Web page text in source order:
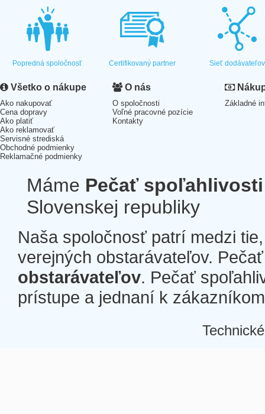
Popredná spoločnosť Certifikovaný partner Sieť dodávateľov
Všetko o nákupe
Ako nakupovať
Cena dopravy
Ako platiť
Ako reklamovať
Servisné strediská
Obchodné podmienky
Reklamačné podmienky
O nás
O spoločnosti
Voľné pracovné pozície
Kontakty
Základné
Máme Pečať spoľahlivosti
Slovenskej republiky
Naša spoločnosť patrí medzi
verejných obstarávateľov.
obstarávateľov. Pečať
prístupe a jednaní k